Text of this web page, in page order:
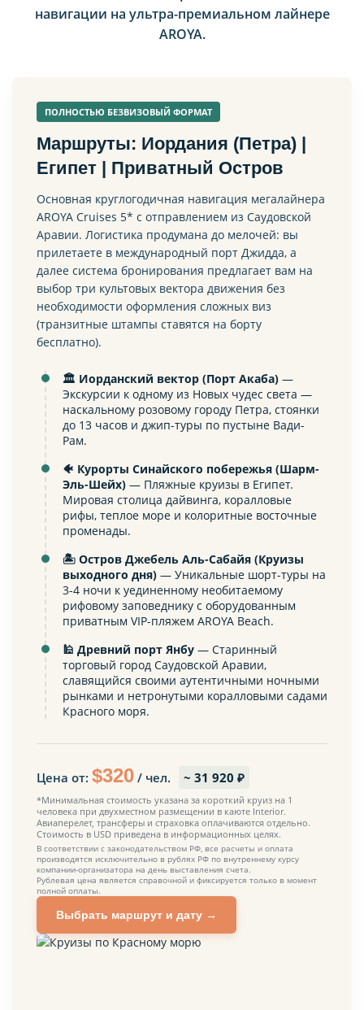
навигации на ультра-премиальном лайнере
AROYA.
ПОЛНОСТЬЮ БЕЗВИЗОВЫЙ ФОРМАТ
Маршруты: Иордания (Петра) |
Египет | Приватный Остров
Основная круглогодичная навигация мегалайнера
AROYA Cruises 5* с отправлением из Саудовской
Аравии. Логистика продумана до мелочей: вы
прилетаете в международный порт Джидда, а
далее система бронирования предлагает вам на
выбор три культовых вектора движения без
необходимости оформления сложных виз
(транзитные штампы ставятся на борту
бесплатно).
🏛️ Иорданский вектор (Порт Акаба) —
Экскурсии к одному из Новых чудес света —
наскальному розовому городу Петра, стоянки
до 13 часов и джип-туры по пустыне Вади-
Рам.
🐠 Курорты Синайского побережья (Шарм-
Эль-Шейх) — Пляжные круизы в Египет.
Мировая столица дайвинга, коралловые
рифы, теплое море и колоритные восточные
променады.
🏝️ Остров Джебель Аль-Сабайя (Круизы
выходного дня) — Уникальные шорт-туры на
3-4 ночи к уединенному необитаемому
рифовому заповеднику с оборудованным
приватным VIP-пляжем AROYA Beach.
🕌 Древний порт Янбу — Старинный
торговый город Саудовской Аравии,
славящийся своими аутентичными ночными
рынками и нетронутыми коралловыми садами
Красного моря.
Цена от: $320 / чел. ~ 31 920 ₽
*Минимальная стоимость указана за короткий круиз на 1
человека при двухместном размещении в каюте Interior.
Авиаперелет, трансферы и страховка оплачиваются отдельно.
Стоимость в USD приведена в информационных целях.
В соответствии с законодательством РФ, все расчеты и оплата
производятся исключительно в рублях РФ по внутреннему курсу
компании-организатора на день выставления счета.
Рублевая цена является справочной и фиксируется только в момент
полной оплаты.
Выбрать маршрут и дату →